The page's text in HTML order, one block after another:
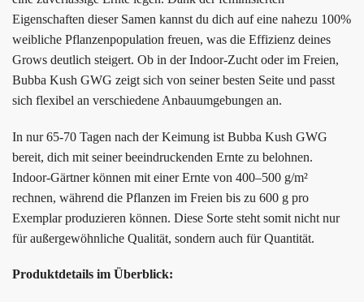
Eigenschaften dieser Samen kannst du dich auf eine nahezu 100%
weibliche Pflanzenpopulation freuen, was die Effizienz deines
Grows deutlich steigert. Ob in der Indoor-Zucht oder im Freien,
Bubba Kush GWG zeigt sich von seiner besten Seite und passt
sich flexibel an verschiedene Anbauumgebungen an.
In nur 65-70 Tagen nach der Keimung ist Bubba Kush GWG
bereit, dich mit seiner beeindruckenden Ernte zu belohnen.
Indoor-Gärtner können mit einer Ernte von 400–500 g/m²
rechnen, während die Pflanzen im Freien bis zu 600 g pro
Exemplar produzieren können. Diese Sorte steht somit nicht nur
für außergewöhnliche Qualität, sondern auch für Quantität.
Produktdetails im Überblick: